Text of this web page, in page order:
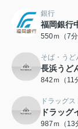
銀行
福岡銀行
550ｍ（7分
そば・うど
長浜うど
842ｍ（11
ドラッグス
ドラッグ
987ｍ（13